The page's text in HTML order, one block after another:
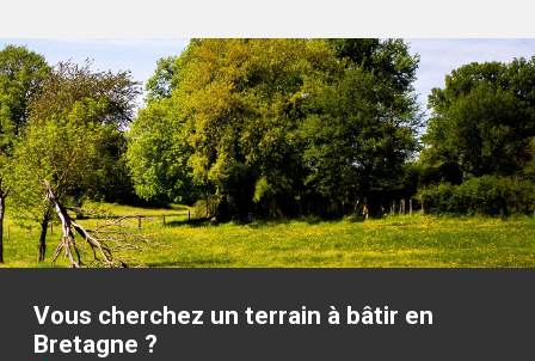
Vous cherchez un terrain à bâtir en
Bretagne ?